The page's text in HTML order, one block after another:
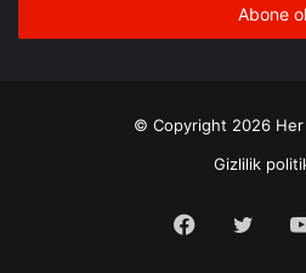
© Copyright 2026 Her
Gizlilik
Facebook
X